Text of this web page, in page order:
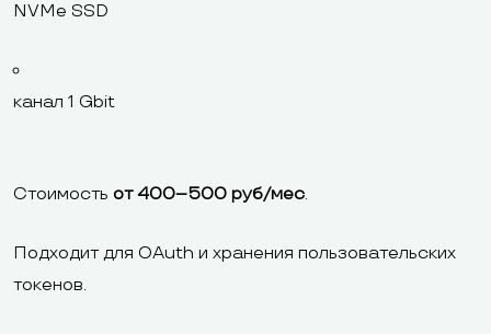
NVMe SSD
канал 1 Gbit
Стоимость от 400–500 руб/мес.
Подходит для OAuth и хранения пользовательских
токенов.